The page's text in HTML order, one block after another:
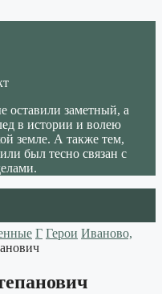
оставили заметный, а
в истории и волею
земле. А также тем,
был тесно связан с
Г Герои Иваново,